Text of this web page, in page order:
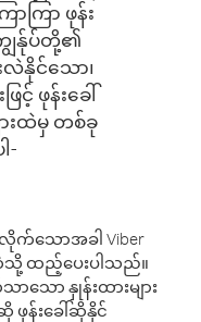
ာကြာ ဖုန်း
ျွန်ုပ်တို့၏
နိုင်သော၊
ဖုန်းခေါ်
းထဲမှ တစ်ခု
-
သောအခါ Viber
ထည့်ပေးပါသည်။
ော နှုန်းထားများ
ဖုန်းခေါ်ဆိုနိုင်